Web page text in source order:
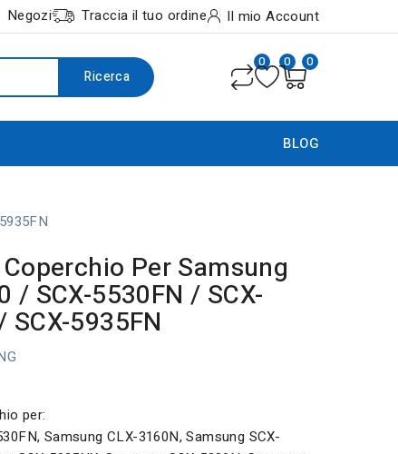
Negozi Traccia il tuo ordine Il mio Account
Ricerca
0 0 0
BLOG
Per Samsung
/ SCX-5530FN / SCX-
SCX-5935FN
per:
Samsung CLX-3160N, Samsung SCX-